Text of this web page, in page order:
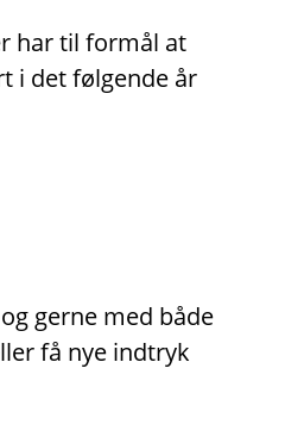
har til formål at
i det følgende år
gerne med både
få nye indtryk